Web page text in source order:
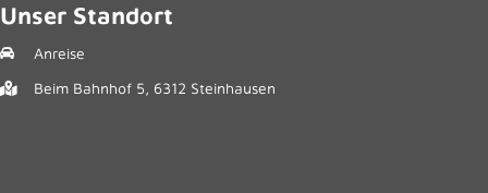
Unser Standort
Anreise
Beim Bahnhof 5, 6312 Steinhausen